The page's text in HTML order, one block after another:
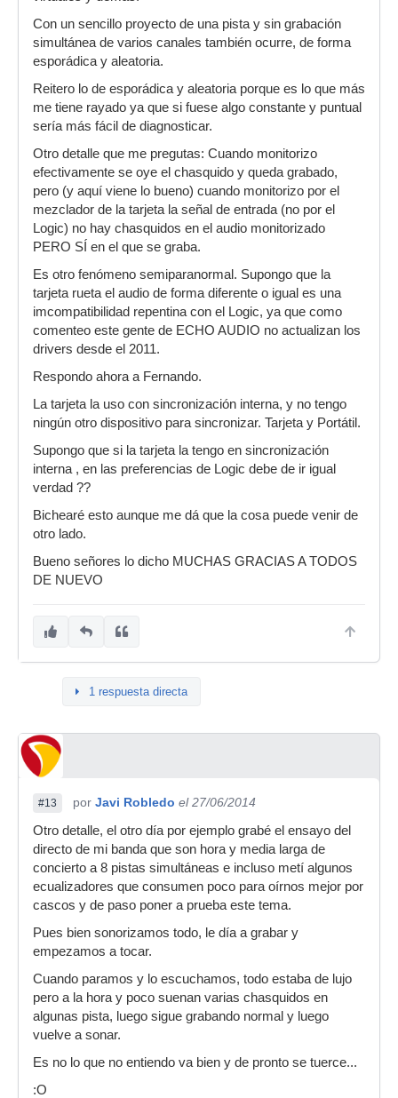
Con un sencillo proyecto de una pista y sin grabación
simultánea de varios canales también ocurre, de forma
esporádica y aleatoria.
Reitero lo de esporádica y aleatoria porque es lo que más
me tiene rayado ya que si fuese algo constante y puntual
sería más fácil de diagnosticar.
Otro detalle que me pregutas: Cuando monitorizo
efectivamente se oye el chasquido y queda grabado,
pero (y aquí viene lo bueno) cuando monitorizo por el
mezclador de la tarjeta la señal de entrada (no por el
Logic) no hay chasquidos en el audio monitorizado
PERO SÍ en el que se graba.
Es otro fenómeno semiparanormal. Supongo que la
tarjeta rueta el audio de forma diferente o igual es una
imcompatibilidad repentina con el Logic, ya que como
comenteo este gente de ECHO AUDIO no actualizan los
drivers desde el 2011.
Respondo ahora a Fernando.
La tarjeta la uso con sincronización interna, y no tengo
ningún otro dispositivo para sincronizar. Tarjeta y Portátil.
Supongo que si la tarjeta la tengo en sincronización
interna , en las preferencias de Logic debe de ir igual
verdad ??
Bichearé esto aunque me dá que la cosa puede venir de
otro lado.
Bueno señores lo dicho MUCHAS GRACIAS A TODOS
DE NUEVO
1 respuesta directa
#13 por Javi Robledo el 27/06/2014
Otro detalle, el otro día por ejemplo grabé el ensayo del
directo de mi banda que son hora y media larga de
concierto a 8 pistas simultáneas e incluso metí algunos
ecualizadores que consumen poco para oírnos mejor por
cascos y de paso poner a prueba este tema.
Pues bien sonorizamos todo, le día a grabar y
empezamos a tocar.
Cuando paramos y lo escuchamos, todo estaba de lujo
pero a la hora y poco suenan varias chasquidos en
algunas pista, luego sigue grabando normal y luego
vuelve a sonar.
Es no lo que no entiendo va bien y de pronto se tuerce...
:O